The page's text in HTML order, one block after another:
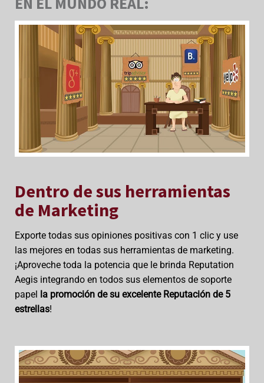
Dentro de sus herramientas
de Marketing
Exporte todas sus opiniones positivas con 1 clic y use
las mejores en todas sus herramientas de marketing.
¡Aproveche toda la potencia que le brinda Reputation
Aegis integrando en todos sus elementos de soporte
papel la promoción de su excelente Reputación de 5
estrellas!